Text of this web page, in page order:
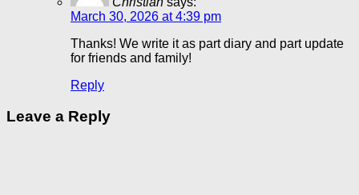
March 30, 2026 at 4:39 pm
Thanks! We write it as part diary and part update
for friends and family!
Reply
Leave a Reply